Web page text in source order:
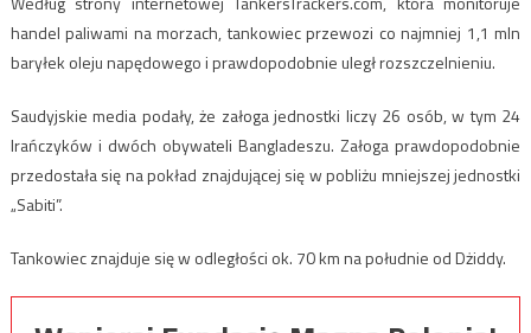
handel paliwami na morzach, tankowiec przewozi co najmniej 1,1 mln
baryłek oleju napędowego i prawdopodobnie uległ rozszczelnieniu.
Saudyjskie media podały, że załoga jednostki liczy 26 osób, w tym 24
Irańczyków i dwóch obywateli Bangladeszu. Załoga prawdopodobnie
przedostała się na pokład znajdującej się w pobliżu mniejszej jednostki
„Sabiti”.
Tankowiec znajduje się w odległości ok. 70 km na południe od Dżiddy.